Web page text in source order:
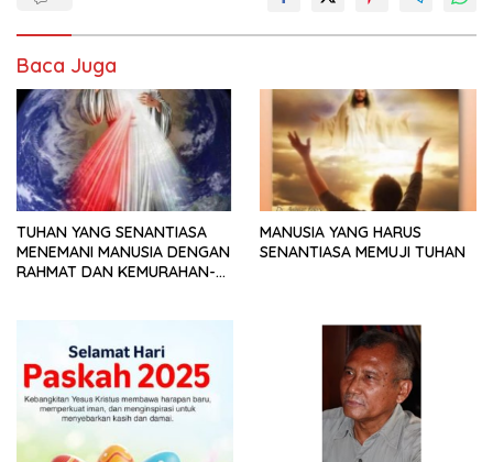
Baca Juga
TUHAN YANG SENANTIASA
MENEMANI MANUSIA DENGAN
RAHMAT DAN KEMURAHAN-
MANUSIA YANG HARUS
SENANTIASA MEMUJI TUHAN